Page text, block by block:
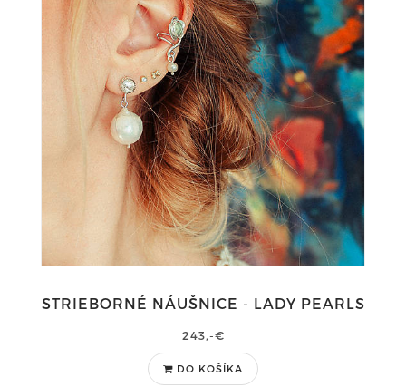
STRIEBORNÉ NÁUŠNICE - LADY PEARLS
243,-€
DO KOŠÍKA